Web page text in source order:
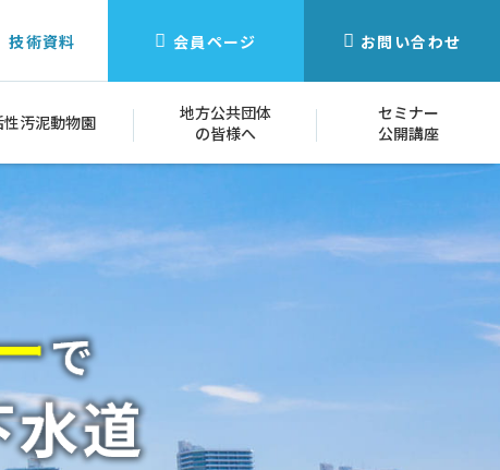
技術資料 会員ページ お問い合わせ
性汚泥動物園
地方公共団体
の皆様へ
セミナー
公開講座